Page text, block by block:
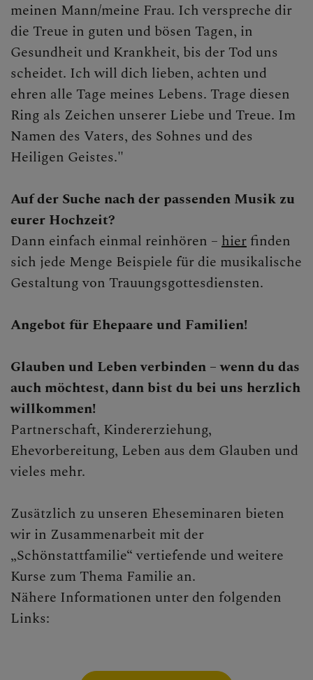
meinen Mann/meine Frau. Ich verspreche dir
die Treue in guten und bösen Tagen, in
Gesundheit und Krankheit, bis der Tod uns
scheidet. Ich will dich lieben, achten und
ehren alle Tage meines Lebens. Trage diesen
Ring als Zeichen unserer Liebe und Treue. Im
Namen des Vaters, des Sohnes und des
Heiligen Geistes."
Auf der Suche nach der passenden Musik zu
eurer Hochzeit?
Dann einfach einmal reinhören – hier finden
sich jede Menge Beispiele für die musikalische
Gestaltung von Trauungsgottesdiensten.
Angebot für Ehepaare und Familien!
Glauben und Leben verbinden – wenn du das
auch möchtest, dann bist du bei uns herzlich
willkommen!
Partnerschaft, Kindererziehung,
Ehevorbereitung, Leben aus dem Glauben und
vieles mehr.
Zusätzlich zu unseren Eheseminaren bieten
wir in Zusammenarbeit mit der
„Schönstattfamilie“ vertiefende und weitere
Kurse zum Thema Familie an.
Nähere Informationen unter den folgenden
Links: